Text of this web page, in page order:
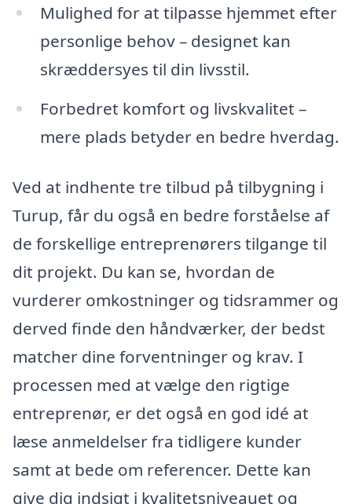
Mulighed for at tilpasse hjemmet efter
personlige behov – designet kan
skræddersyes til din livsstil.
Forbedret komfort og livskvalitet –
mere plads betyder en bedre hverdag.
Ved at indhente tre tilbud på tilbygning i
Turup, får du også en bedre forståelse af
de forskellige entreprenørers tilgange til
dit projekt. Du kan se, hvordan de
vurderer omkostninger og tidsrammer og
derved finde den håndværker, der bedst
matcher dine forventninger og krav. I
processen med at vælge den rigtige
entreprenør, er det også en god idé at
læse anmeldelser fra tidligere kunder
samt at bede om referencer. Dette kan
give dig indsigt i kvalitetsniveauet og